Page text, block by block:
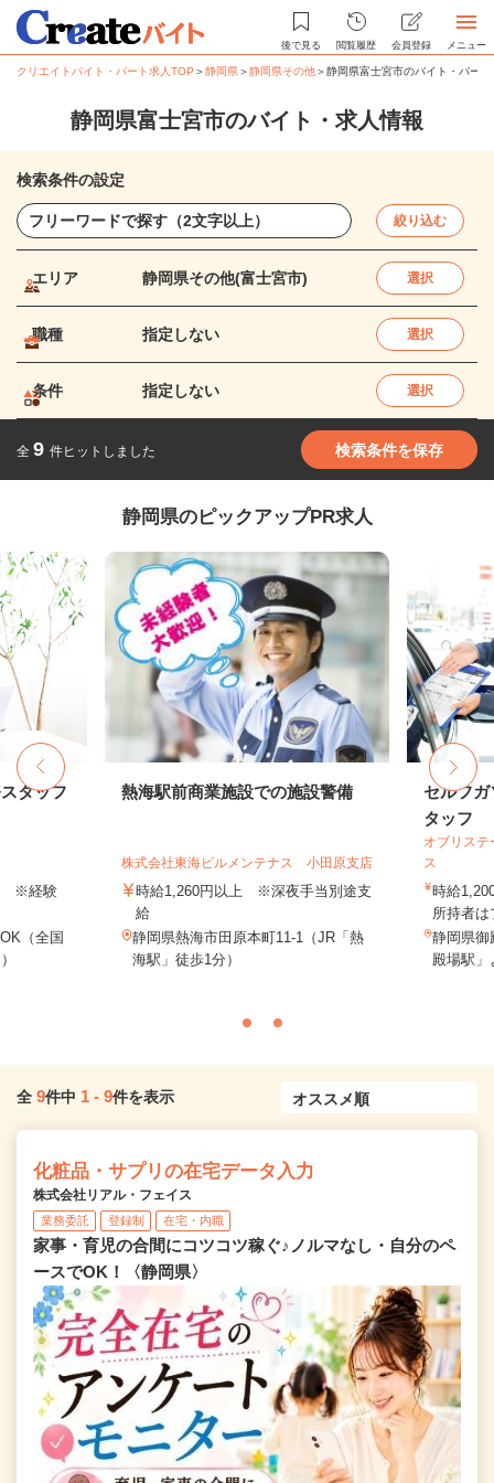
後で見る 閲覧履歴 会員登録 メニュー
クリエイトバイト・パート求人TOP ＞静岡県＞静岡県その他＞静岡県富士宮市のバイト・パー
静岡県富士宮市のバイト・求人情報
検索条件の設定
絞り込む
エリア 静岡県その他(富士宮市) 選択
職種 指定しない 選択
条件 指定しない 選択
全 9 件ヒットしました 検索条件を保存
静岡県のピックアップPR求人
タッフ
※経験
（全国
熱海駅前商業施設での施設警備
株式会社東海ビルメンテナス 小田原支店
時給1,260円以上 ※深夜手当別途支
給
静岡県熱海市田原本町11-1（JR「熱
海駅」徒歩1分）
セルフ
タッフ
オブリス
ス
時給
所持者
静岡県御
殿場駅
全 9件中 1 - 9件を表示
化粧品・サプリの在宅データ入力
株式会社リアル・フェイス
業務委託 登録制 在宅・内職
家事・育児の合間にコツコツ稼ぐ♪ノルマなし・自分のペ
ースでOK！〈静岡県〉